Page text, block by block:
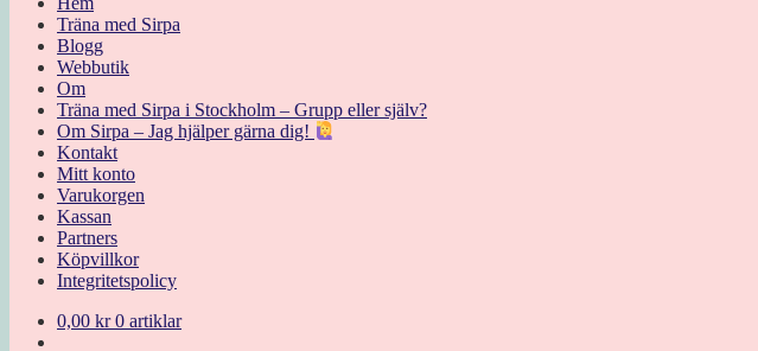
Träna med Sirpa
Blogg
Webbutik
Om
Träna med Sirpa i Stockholm – Grupp eller själv?
Om Sirpa – Jag hjälper gärna dig!
Kontakt
Mitt konto
Varukorgen
Kassan
Partners
Köpvillkor
Integritetspolicy
0,00 kr 0 artiklar